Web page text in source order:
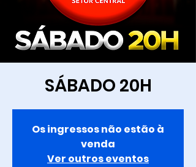
SÁBADO 20H
Os ingressos não estão à
venda
Ver outros eventos